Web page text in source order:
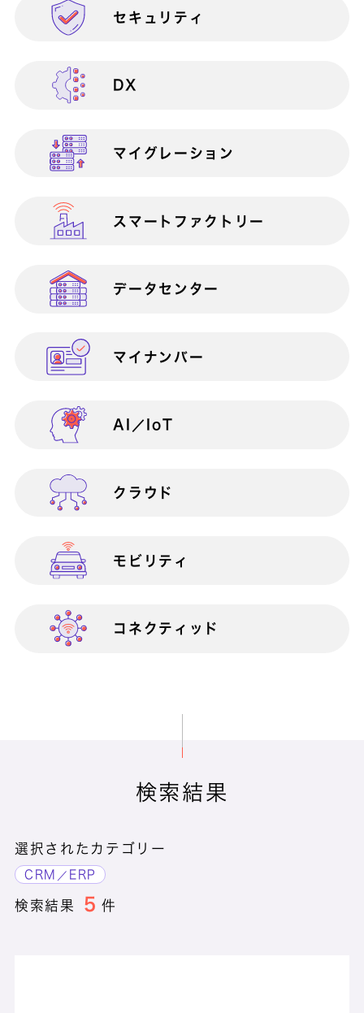
セキュリティ
DX
マイグレーション
スマートファクトリー
データセンター
マイナンバー
AI／IoT
クラウド
モビリティ
コネクティッド
物流・流通業向け
官公庁・自治体・公共団体向け
金融業向け
医療業向け
営業部門向け
総務部門向け
生産性向上
マイクロソフト製品連携
検証・テスト
サポート終了対策
働き方改革
災害対策（BCP）
営業支援
内部統制
ICTインフラ構築・運用
Apache Struts1脆弱性対策サービス
Apache Struts2脆弱性対策サービス
at Claps
AWS Total Care Suite
AWS移行サービ
AWS総合支援サービス
BizDevOps伴走支援サービス
BizVision PLUS
BizVision PLUS Public
CEC HOC
CEC POC
検索結果
選択されたカテゴリー
CRM／ERP
検索結果 5 件